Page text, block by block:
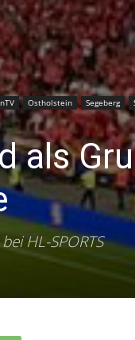
Ostholstein Segeberg
als
HL-SPORTS